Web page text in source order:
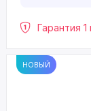
Гарантия 1
НОВЫЙ